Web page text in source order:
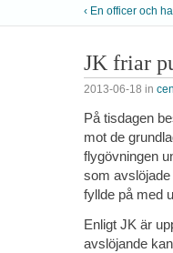
‹ En officer och
JK friar
2013-06-18 in
På tisdagen
mot de
flygövningen
som
fyllde på med
Enligt JK är
avslöjande